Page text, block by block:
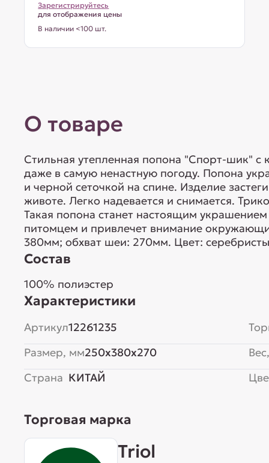
Зарегистрируйтесь
для отображения цены
В наличии <100 шт.
О товаре
Стильная утепленная попона "Спорт-шик"
даже в самую ненастную погоду. Попона
и черной сеточкой на спине. Изделие
животе. Легко надевается и снимается.
Такая попона станет настоящим
питомцем и привлечет внимание
380мм; обхват шеи: 270мм. Цвет:
Состав
100% полиэстер
Характеристики
Артикул12261235
Размер, мм250x380x270
Страна КИТАЙ
Торговая марка
Triol